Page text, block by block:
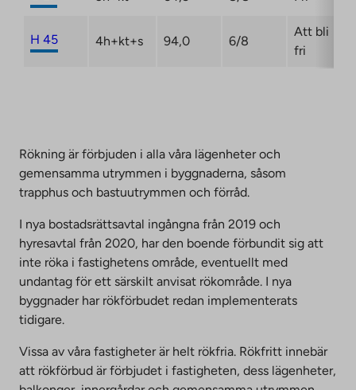
H 45 4h+kt+s 94,0 6/8
Att bli
fri
Rökning är förbjuden i alla våra lägenheter och
gemensamma utrymmen i byggnaderna, såsom
trapphus och bastuutrymmen och förråd.
I nya bostadsrättsavtal ingångna från 2019 och
hyresavtal från 2020, har den boende förbundit sig att
inte röka i fastighetens område, eventuellt med
undantag för ett särskilt anvisat rökområde. I nya
byggnader har rökförbudet redan implementerats
tidigare.
Vissa av våra fastigheter är helt rökfria. Rökfritt innebär
att rökförbud är förbjudet i fastigheten, dess lägenheter,